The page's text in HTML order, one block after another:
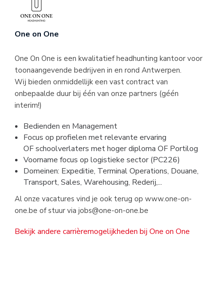
One on One
One On One is een kwalitatief headhunting kantoor voor
toonaangevende bedrijven in en rond Antwerpen.
Wij bieden onmiddellijk een vast contract van
onbepaalde duur bij één van onze partners (géén
interim!)
Bedienden en Management
Focus op profielen met relevante ervaring
OF schoolverlaters met hoger diploma OF Portilog
Voorname focus op logistieke sector (PC226)
Domeinen: Expeditie, Terminal Operations, Douane,
Transport, Sales, Warehousing, Rederij,...
Al onze vacatures vind je ook terug op www.one-on-
one.be of stuur via jobs@one-on-one.be
Bekijk andere carrièremogelijkheden bij One on One